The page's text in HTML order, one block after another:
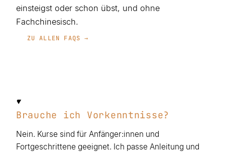
einsteigst oder schon übst, und ohne
Fachchinesisch.
ZU ALLEN FAQS →
Brauche ich Vorkenntnisse?
Nein. Kurse sind für Anfänger:innen und
Fortgeschrittene geeignet. Ich passe Anleitung und